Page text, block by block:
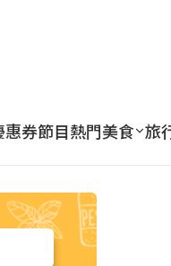
惠券節目熱門美食 旅